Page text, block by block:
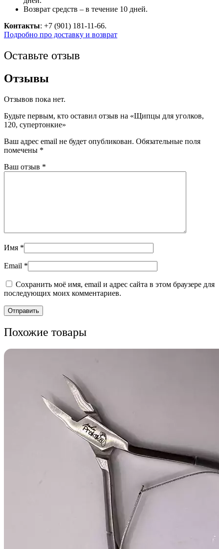
Возврат средств – в течение 10 дней.
Контакты: +7 (901) 181-11-66.
Подробно про доставку и возврат
Оставьте отзыв
Отзывы
Отзывов пока нет.
Будьте первым, кто оставил отзыв на «Щипцы для уголков,
120, супертонкие»
Ваш адрес email не будет опубликован. Обязательные поля
помечены *
Ваш отзыв *
Имя *
Email *
Сохранить моё имя, email и адрес сайта в этом браузере для
последующих моих комментариев.
Похожие товары